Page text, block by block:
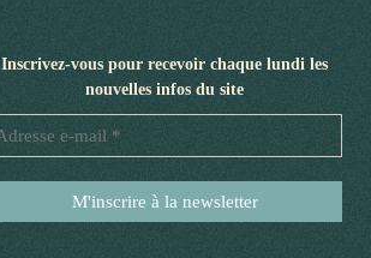
Inscrivez-vous pour recevoir chaque lundi les
nouvelles infos du site
*